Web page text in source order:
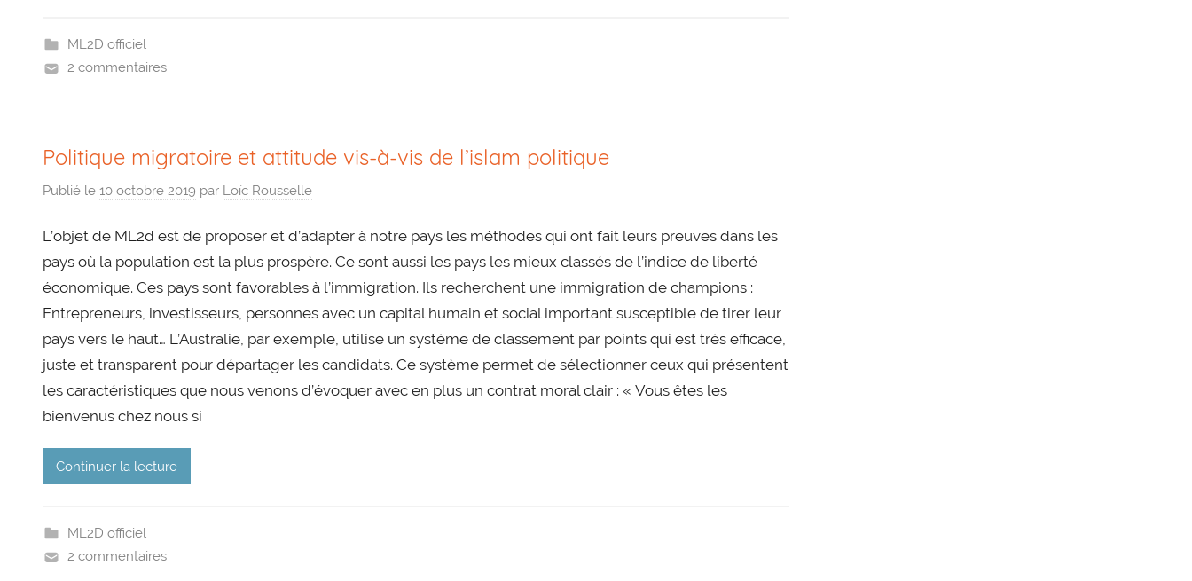
ML2D officiel
2 commentaires
Politique migratoire et attitude vis-à-vis de l’islam politique
Publié le 10 octobre 2019 par Loïc Rousselle
L’objet de ML2d est de proposer et d’adapter à notre pays les méthodes qui ont fait leurs preuves dans les
pays où la population est la plus prospère. Ce sont aussi les pays les mieux classés de l’indice de liberté
économique. Ces pays sont favorables à l’immigration. Ils recherchent une immigration de champions :
Entrepreneurs, investisseurs, personnes avec un capital humain et social important susceptible de tirer leur
pays vers le haut… L’Australie, par exemple, utilise un système de classement par points qui est très efficace,
juste et transparent pour départager les candidats. Ce système permet de sélectionner ceux qui présentent
les caractéristiques que nous venons d’évoquer avec en plus un contrat moral clair : « Vous êtes les
bienvenus chez nous si
Continuer la lecture
ML2D officiel
2 commentaires